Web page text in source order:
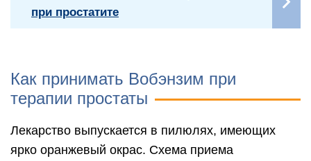
при простатите
Как принимать Вобэнзим при
терапии простаты
Лекарство выпускается в пилюлях, имеющих
ярко оранжевый окрас. Схема приема